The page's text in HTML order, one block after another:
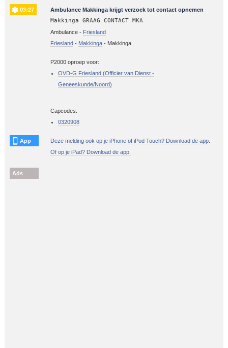
03:27 Ambulance Makkinga krijgt verzoek tot contact opnemen
Makkinga GRAAG CONTACT MKA
Ambulance - Friesland
Friesland - Makkinga- Makkinga
P2000 oproep voor:
OVD-G Friesland (Officier van Dienst -
Geneeskunde/Noord)
Capcodes:
0320908
App
Deze melding ook op je iPhone of iPod Touch? Download de app.
Of op je iPad? Download de app.
Ads